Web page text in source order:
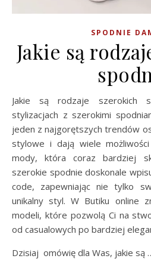
SPODNIE
Jakie są
Jakie są rodzaje szerokich spodni? Przewodnik po
stylizacjach z szerokimi
jeden z najgorętszych trendów
stylowe i dają wiele
mody, która coraz bardziej
szerokie spodnie doskonale
code, zapewniając nie tylko
unikalny styl. W Butiku online
modeli, które pozwolą Ci na
od casualowych po bardziej
Dzisiaj omówię dla Was, jakie są